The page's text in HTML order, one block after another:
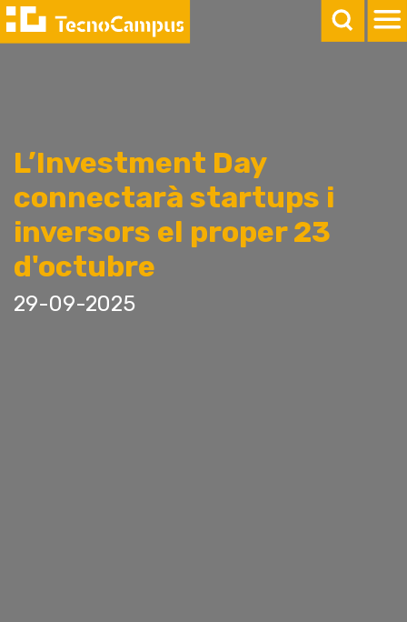
L’Investment Day
connectarà startups i
inversors el proper 23
d'octubre
29-09-2025